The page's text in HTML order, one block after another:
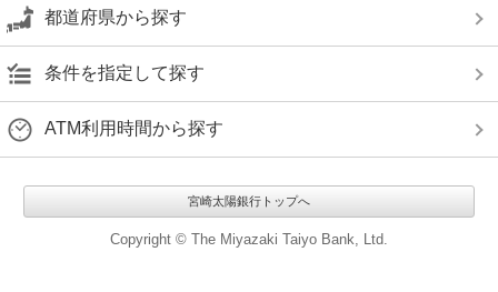
都道府県から探す
条件を指定して探す
ATM利用時間から探す
宮崎太陽銀行トップへ
Copyright © The Miyazaki Taiyo Bank, Ltd.